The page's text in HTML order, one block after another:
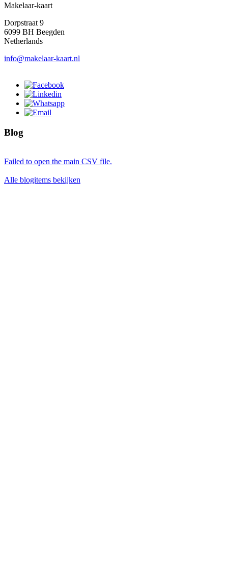
Makelaar-kaart
Dorpstraat 9
6099 BH Beegden
Netherlands
info@makelaar-kaart.nl
Blog
Failed to open the main CSV file.
Alle blogitems bekijken